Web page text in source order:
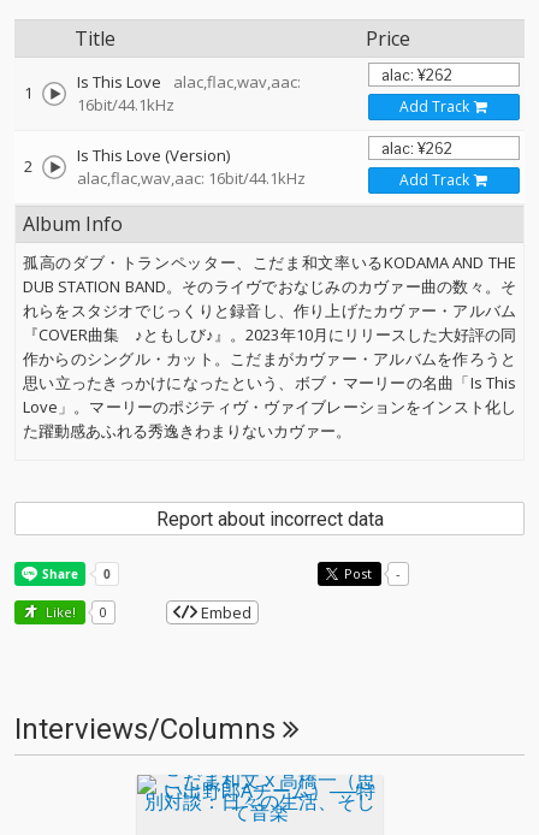
Title Price
1 Is This Love
alac,flac,wav,aac:
16bit/44.1kHz
Add Track
2
Is This Love (Version)
alac,flac,wav,aac: 16bit/44.1kHz
Add Track
Album Info
孤高のダブ・トランペッター、こだま和文率いるKODAMA AND THE
DUB STATION BAND。そのライヴでおなじみのカヴァー曲の数々。そ
れらをスタジオでじっくりと録音し、作り上げたカヴァー・アルバム
『COVER曲集 ♪ともしび♪』。2023年10月にリリースした大好評の同
作からのシングル・カット。こだまがカヴァー・アルバムを作ろうと
思い立ったきっかけになったという、ボブ・マーリーの名曲「Is This
Love」。マーリーのポジティヴ・ヴァイブレーションをインスト化し
た躍動感あふれる秀逸きわまりないカヴァー。
Report about incorrect data
Post -
Like! 0 Embed
Interviews/Columns